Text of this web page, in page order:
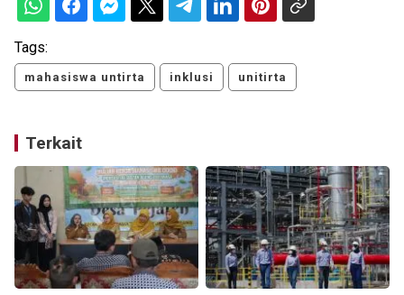
Tags:
mahasiswa untirta inklusi unitirta
Terkait